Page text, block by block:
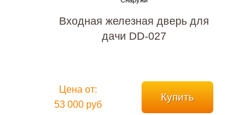
Входная железная дверь для
дачи DD-027
Цена от:
53 000 руб
Купить